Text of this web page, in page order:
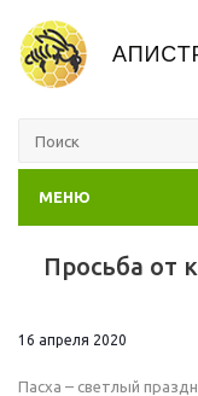
МЕНЮ
Просьба от
16 апреля 2020
Пасха – светлый